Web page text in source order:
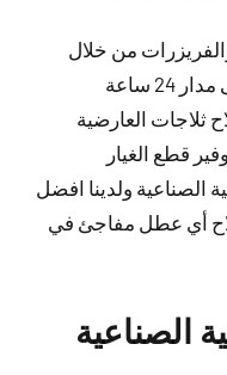
من خلال
ساعة
العارضية
قطع الغيار
الصناعية ولدينا افضل
أي عطل مفاجئ في
الصناعية